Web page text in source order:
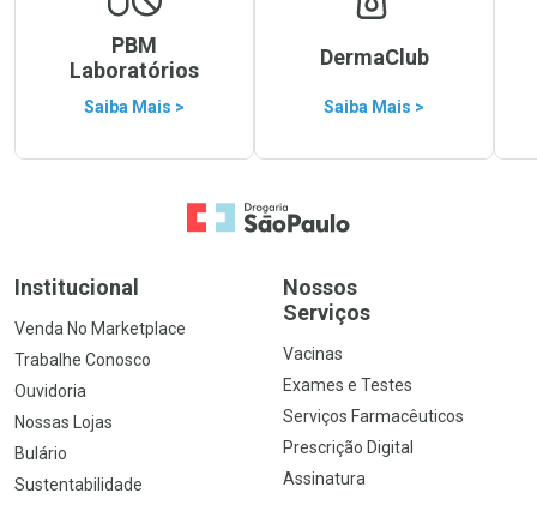
PBM
Laboratórios
Saiba Mais >
DermaClub
Saiba Mais >
Ir para a Home
Institucional
Venda No Marketplace
Trabalhe Conosco
Ouvidoria
Nossas Lojas
Bulário
Sustentabilidade
Nossos
Serviços
Vacinas
Exames e Testes
Serviços Farmacêuticos
Prescrição Digital
Assinatura